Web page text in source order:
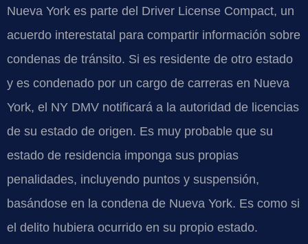
Nueva York es parte del Driver License Compact, un
acuerdo interestatal para compartir información sobre
condenas de tránsito. Si es residente de otro estado
y es condenado por un cargo de carreras en Nueva
York, el NY DMV notificará a la autoridad de licencias
de su estado de origen. Es muy probable que su
estado de residencia imponga sus propias
penalidades, incluyendo puntos y suspensión,
basándose en la condena de Nueva York. Es como si
el delito hubiera ocurrido en su propio estado.